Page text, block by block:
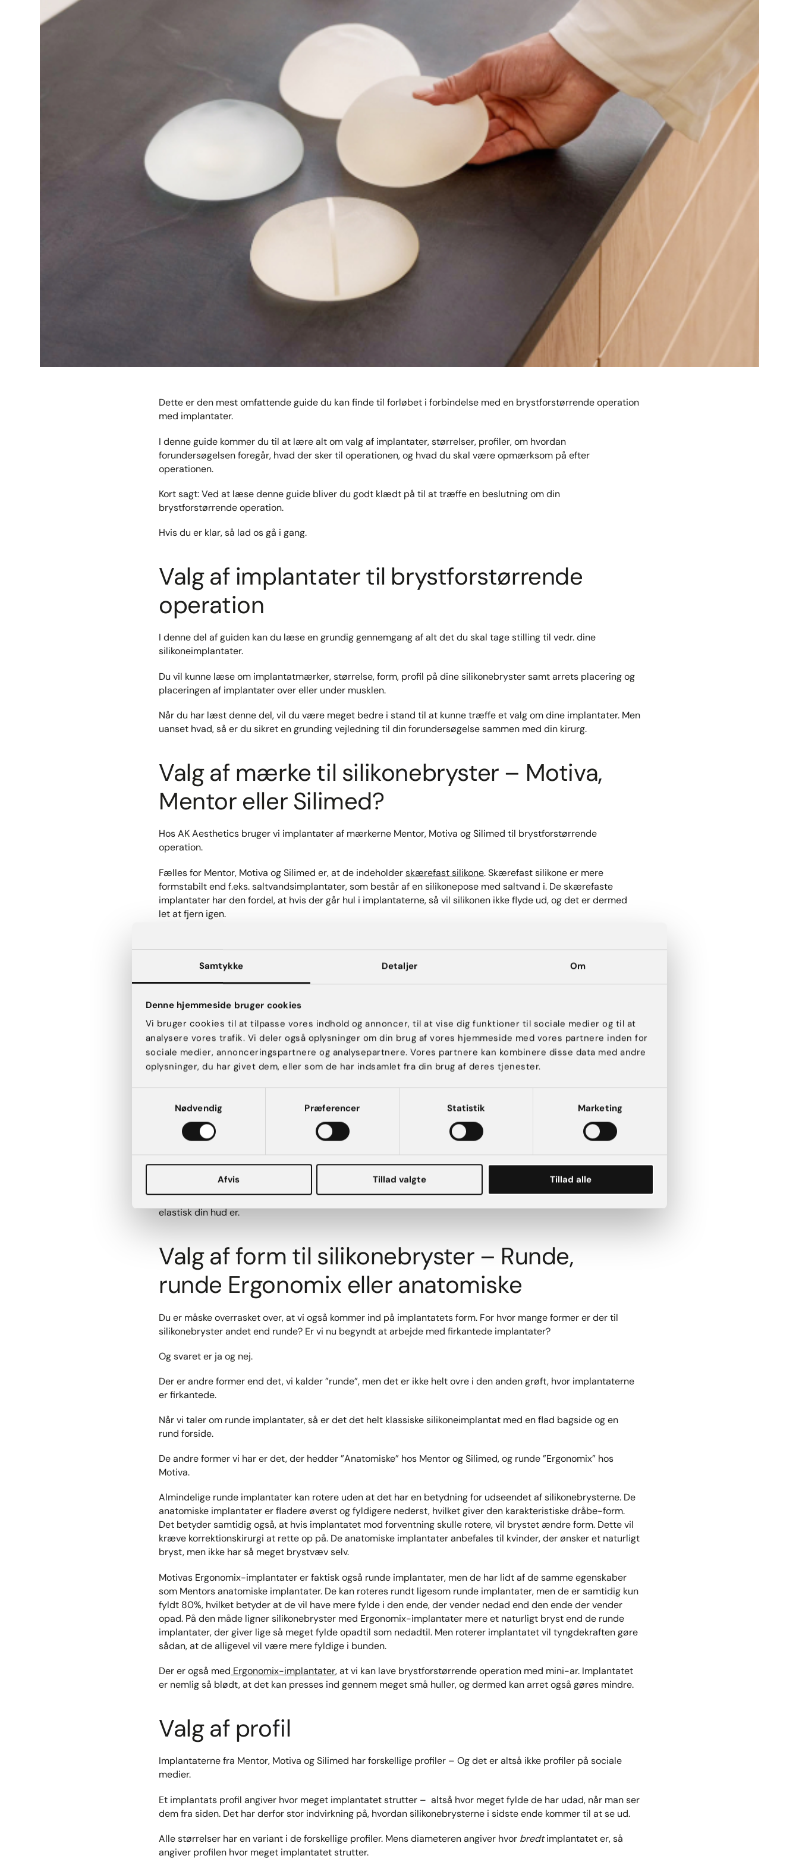
Samtykke Detaljer Om
Denne hjemmeside bruger cookies
Vi bruger cookies til at tilpasse vores indhold og annoncer, til at vise dig funktioner til sociale medier og til at
analysere vores trafik. Vi deler også oplysninger om din brug af vores hjemmeside med vores partnere inden for
sociale medier, annonceringspartnere og analysepartnere. Vores partnere kan kombinere disse data med andre
oplysninger, du har givet dem, eller som de har indsamlet fra din brug af deres tjenester.
Nødvendig
Præferencer Statistik Marketing
Afvis Tillad valgte Tillad alle
Dette er den mest omfattende guide du kan finde til forløbet i forbindelse med en brystforstørrende operation
med implantater.
I denne guide kommer du til at lære alt om valg af implantater, størrelser, profiler, om hvordan
forundersøgelsen foregår, hvad der sker til operationen, og hvad du skal være opmærksom på efter
operationen.
Kort sagt: Ved at læse denne guide bliver du godt klædt på til at træffe en beslutning om din
brystforstørrende operation.
Hvis du er klar, så lad os gå i gang.
Valg af implantater til brystforstørrende
operation
I denne del af guiden kan du læse en grundig gennemgang af alt det du skal tage stilling til vedr. dine
silikoneimplantater.
Du vil kunne læse om implantatmærker, størrelse, form, profil på dine silikonebryster samt arrets placering og
placeringen af implantater over eller under musklen.
Når du har læst denne del, vil du være meget bedre i stand til at kunne træffe et valg om dine implantater. Men
uanset hvad, så er du sikret en grunding vejledning til din forundersøgelse sammen med din kirurg.
Valg af mærke til silikonebryster – Motiva,
Mentor eller Silimed?
Hos AK Aesthetics bruger vi implantater af mærkerne Mentor, Motiva og Silimed til brystforstørrende
operation.
Fælles for Mentor, Motiva og Silimed er, at de indeholderskærefast silikone. Skærefast silikone er mere
formstabilt end f.eks. saltvandsimplantater, som består af en silikonepose med saltvand i. De skærefaste
implantater har den fordel, at hvis der går hul i implantaterne, så vil silikonen ikke flyde ud, og det er dermed
let at fjern igen.
implantater på markedet og er af rigtig god kvalitet.
passer til kroppens proportioner, og hvad er smukt for lige netop dig.
Til en forundersøgelse vil din kirurg hjælpe dig med at vælge hvilket implantat, der passer bedst til dig og dine
ønsker. Men uanset om du vælger Mentor, Motiva eller Silimed til dine silikonebryster, så kan du være sikker på,
at du vil få nogle af markedets sikreste implantater.
Du skal vælge 1) formen på implantaterne, 2) profilen, og 3) størrelsen.
Der er nemlig en række faktorer der spiller ind på dine muligheder, og hvad kirurgen vil anbefale dig. Det er
blandt andet afhængigt af hvilket look, du ønsker til dine silikonebryster, hvor bred din brystkasse er, og hvor
elastisk din hud er.
Valg af form til silikonebryster – Runde,
runde Ergonomix eller anatomiske
Du er måske overrasket over, at vi også kommer ind på implantatets form. For hvor mange former er der til
silikonebryster andet end runde? Er vi nu begyndt at arbejde med firkantede implantater?
Og svaret er ja og nej.
Der er andre former end det, vi kalder ”runde”, men det er ikke helt ovre i den anden grøft, hvor implantaterne
er firkantede.
Når vi taler om runde implantater, så er det det helt klassiske silikoneimplantat med en flad bagside og en
rund forside.
De andre former vi har er det, der hedder ”Anatomiske” hos Mentor og Silimed, og runde ”Ergonomix” hos
Motiva.
Almindelige runde implantater kan rotere uden at det har en betydning for udseendet af silikonebrysterne. De
anatomiske implantater er fladere øverst og fyldigere nederst, hvilket giver den karakteristiske dråbe-form.
Det betyder samtidig også, at hvis implantatet mod forventning skulle rotere, vil brystet ændre form. Dette vil
kræve korrektionskirurgi at rette op på. De anatomiske implantater anbefales til kvinder, der ønsker et naturligt
bryst, men ikke har så meget brystvæv selv.
Motivas Ergonomix-implantater er faktisk også runde implantater, men de har lidt af de samme egenskaber
som Mentors anatomiske implantater. De kan roteres rundt ligesom runde implantater, men de er samtidig kun
fyldt 80%, hvilket betyder at de vil have mere fylde i den ende, der vender nedad end den ende der vender
opad. På den måde ligner silikonebryster med Ergonomix-implantater mere et naturligt bryst end de runde
implantater, der giver lige så meget fylde opadtil som nedadtil. Men roterer implantatet vil tyngdekraften gøre
sådan, at de alligevel vil være mere fyldige i bunden.
Der er også med Ergonomix-implantater, at vi kan lave brystforstørrende operation med mini-ar. Implantatet
er nemlig så blødt, at det kan presses ind gennem meget små huller, og dermed kan arret også gøres mindre.
Valg af profil
Implantaterne fra Mentor, Motiva og Silimed har forskellige profiler – Og det er altså ikke profiler på sociale
medier.
Et implantats profil angiver hvor meget implantatet strutter – altså hvor meget fylde de har udad, når man ser
dem fra siden. Det har derfor stor indvirkning på, hvordan silikonebrysterne i sidste ende kommer til at se ud.
Alle størrelser har en variant i de forskellige profiler. Mens diameteren angiver hvor bredtimplantatet er, så
angiver profilen hvor meget implantatet strutter.